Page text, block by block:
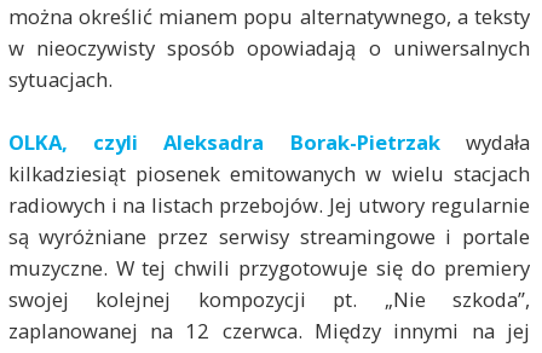
można określić mianem popu alternatywnego, a teksty
w nieoczywisty sposób opowiadają o uniwersalnych
sytuacjach.
OLKA, czyli Aleksadra Borak-Pietrzakwydała
kilkadziesiąt piosenek emitowanych w wielu stacjach
radiowych i na listach przebojów. Jej utwory regularnie
są wyróżniane przez serwisy streamingowe i portale
muzyczne. W tej chwili przygotowuje się do premiery
swojej kolejnej kompozycji pt. „Nie szkoda”,
zaplanowanej na 12 czerwca. Między innymi na jej